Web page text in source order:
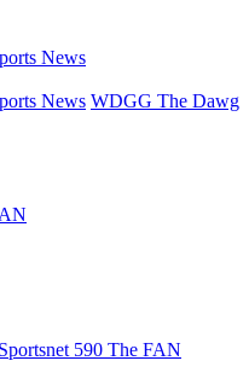
News
News WDGG The Dawg
590 The FAN